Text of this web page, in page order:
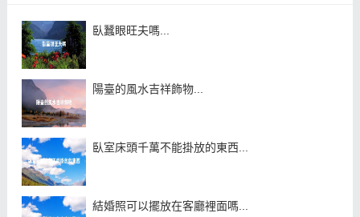
臥蠶眼旺夫嗎...
陽臺的風水吉祥飾物...
臥室床頭千萬不能掛放的東西...
結婚照可以擺放在客廳裡面嗎...